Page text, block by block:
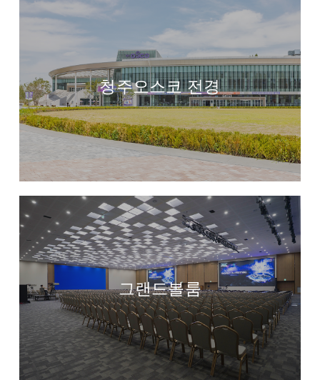
청주오스코 전경
그랜드볼룸